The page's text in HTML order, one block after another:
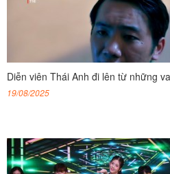
Diễn viên Thái Anh đi lên từ những
19/08/2025